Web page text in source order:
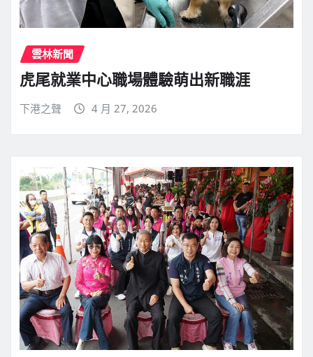
雲林新聞
虎尾就業中心職場體驗萌出新職涯
下港之聲 4 月 27, 2026